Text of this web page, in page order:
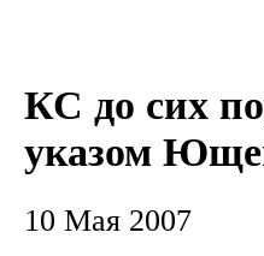
КС до сих
указом
10 Мая 2007